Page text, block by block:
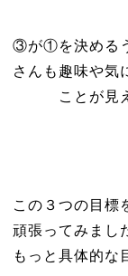
③が①を決める
さんも趣味や気
ことが見
この３つの目標
頑張ってみまし
もっと具体的な